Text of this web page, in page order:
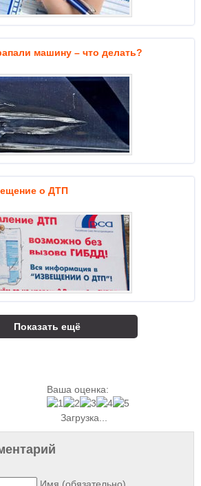
машину – что делать?
о ДТП
Показать ещё
Ваша оценка:
Загрузка...